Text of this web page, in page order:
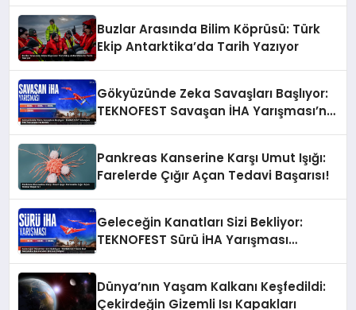
Buzlar Arasında Bilim Köprüsü: Türk
Ekip Antarktika’da Tarih Yazıyor
Gökyüzünde Zeka Savaşları Başlıyor:
TEKNOFEST Savaşan İHA Yarışması’na
Pankreas Kanserine Karşı Umut Işığı:
Farelerde Çığır Açan Tedavi Başarısı!
Geleceğin Kanatları Sizi Bekliyor:
TEKNOFEST Sürü İHA Yarışması
Dünya’nın Yaşam Kalkanı Keşfedildi:
Çekirdeğin Gizemli Isı Kapakları